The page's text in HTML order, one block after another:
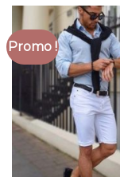
Promo !